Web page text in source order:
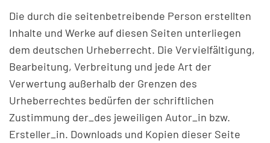
Die durch die seitenbetreibende Person erstellten
Inhalte und Werke auf diesen Seiten unterliegen
dem deutschen Urheberrecht. Die Vervielfältigung,
Bearbeitung, Verbreitung und jede Art der
Verwertung außerhalb der Grenzen des
Urheberrechtes bedürfen der schriftlichen
Zustimmung der_des jeweiligen Autor_in bzw.
Ersteller_in. Downloads und Kopien dieser Seite